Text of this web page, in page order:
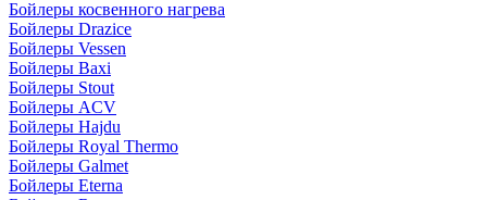
Бойлеры косвенного нагрева
Бойлеры Drazice
Бойлеры Vessen
Бойлеры Baxi
Бойлеры Stout
Бойлеры ACV
Бойлеры Hajdu
Бойлеры Royal Thermo
Бойлеры Galmet
Бойлеры Eterna